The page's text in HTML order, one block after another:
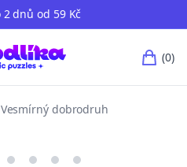
2 dnů od 59 Kč
(0)
Vesmírný dobrodruh